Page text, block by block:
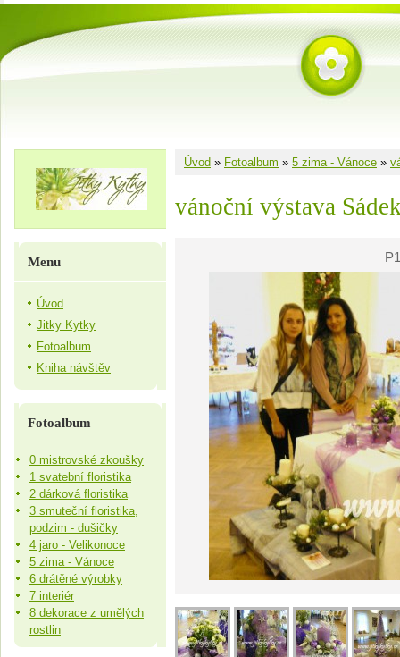
Úvod » Fotoalbum » 5 zima - Vánoce »
vánoční výstava
Menu
Úvod
Jitky Kytky
Fotoalbum
Kniha návštěv
Fotoalbum
0 mistrovské zkoušky
1 svatební floristika
2 dárková floristika
3 smuteční floristika,
podzim - dušičky
4 jaro - Velikonoce
5 zima - Vánoce
6 drátěné výrobky
7 interiér
8 dekorace z umělých
rostlin